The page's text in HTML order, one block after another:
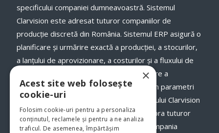
specificului companiei dumneavoastră. Sistemul
Clarvision este adresat tuturor companiilor de
producție discretă din România. Sistemul ERP asigură o
planificare și urmărire exactă a producției, a stocurilor,
a lanţului de aprovizionare, a costurilor și a fluxului de
numerar, a termenelor de livrare și onorare a
comenzilor către clienții dumneavoastră, în parametri
optimi. Odată cu implementarea programului Clarvision
veți avea o imagine clară, în timp real asupra tuturor
proceselor şi fluxurilor de activităţi din compania
×
Acest site web folosește
cookie-uri
Folosim cookie-uri pentru a personaliza
conținutul, reclamele și pentru a ne analiza
traficul. De asemenea, împărtășim